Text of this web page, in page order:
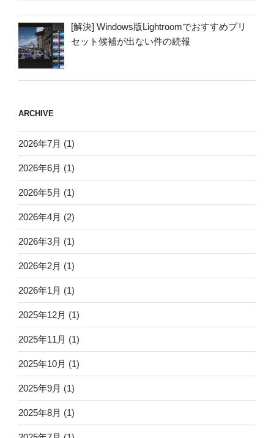
[解決] Windows版Lightroomでおすすめプリ
セット候補が出ない件の続報
ARCHIVE
2026年7月 (1)
2026年6月 (1)
2026年5月 (1)
2026年4月 (2)
2026年3月 (1)
2026年2月 (1)
2026年1月 (1)
2025年12月 (1)
2025年11月 (1)
2025年10月 (1)
2025年9月 (1)
2025年8月 (1)